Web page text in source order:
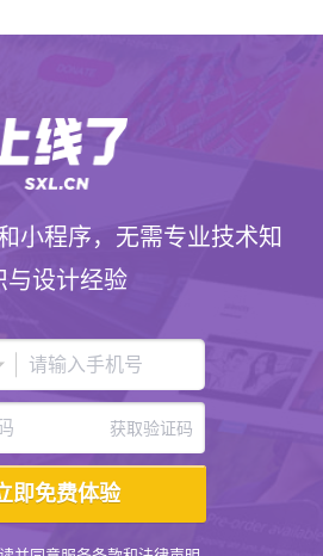
小程序，无需专业技术知
与设计经验
获取验证码